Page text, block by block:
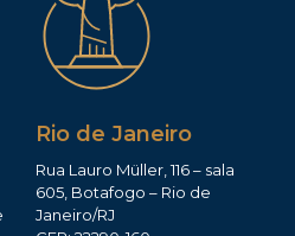
Rio de Janeiro
Rua Lauro Müller, 116 – sala
605, Botafogo – Rio de
Janeiro/RJ